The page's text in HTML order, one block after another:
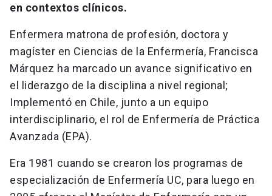
en contextos clínicos.
Enfermera matrona de profesión, doctora y
magíster en Ciencias de la Enfermería, Francisca
Márquez ha marcado un avance significativo en
el liderazgo de la disciplina a nivel regional;
Implementó en Chile, junto a un equipo
interdisciplinario, el rol de Enfermería de Práctica
Avanzada (EPA).
Era 1981 cuando se crearon los programas de
especialización de Enfermería UC, para luego en